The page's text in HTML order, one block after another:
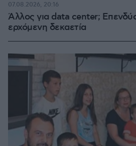
Άλλος για data center;
ερχόμενη δεκαετία
07.08.2026, 20:16